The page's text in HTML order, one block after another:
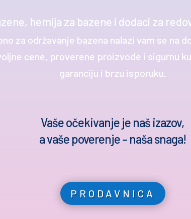
hemija za bazene i dodaci za
za održavanje bazena nalazi vam se na
cene, proverene proizvode i sigurnu
garanciju i brzu isporuku.
Vaše očekivanje je naš izazov,
a vaše poverenje – naša snaga!
PRODAVNICA